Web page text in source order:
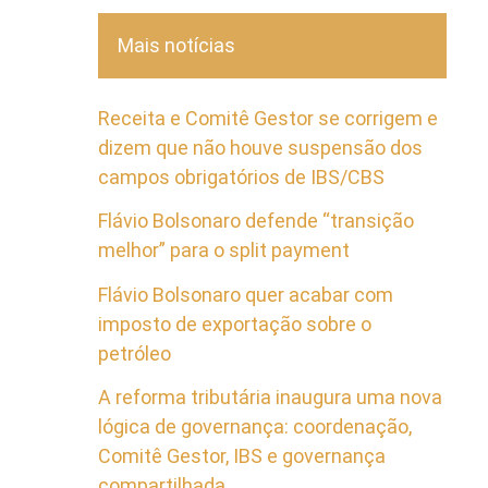
Mais notícias
Receita e Comitê Gestor se corrigem e
dizem que não houve suspensão dos
campos obrigatórios de IBS/CBS
Flávio Bolsonaro defende “transição
melhor” para o split payment
Flávio Bolsonaro quer acabar com
imposto de exportação sobre o
petróleo
A reforma tributária inaugura uma nova
lógica de governança: coordenação,
Comitê Gestor, IBS e governança